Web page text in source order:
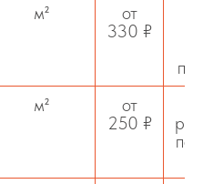
м²
от
330 ₽
м²
от
250 ₽